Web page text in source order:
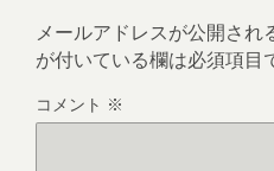
メールアドレスが公開され
が付いている欄は必須項目
コメント ※